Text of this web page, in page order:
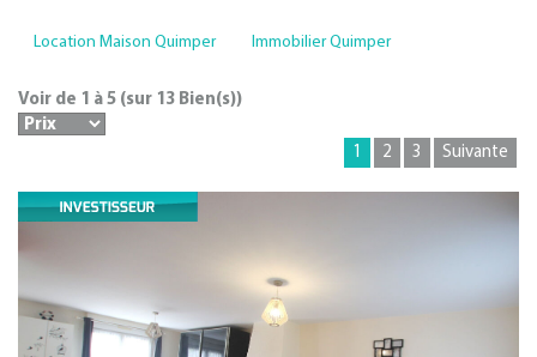
Location Maison Quimper Immobilier Quimper
Voir de 1 à 5 (sur 13 Bien(s))
1 2 3 Suivante